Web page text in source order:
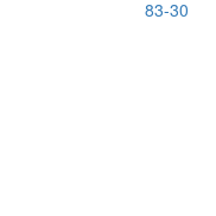
83-30